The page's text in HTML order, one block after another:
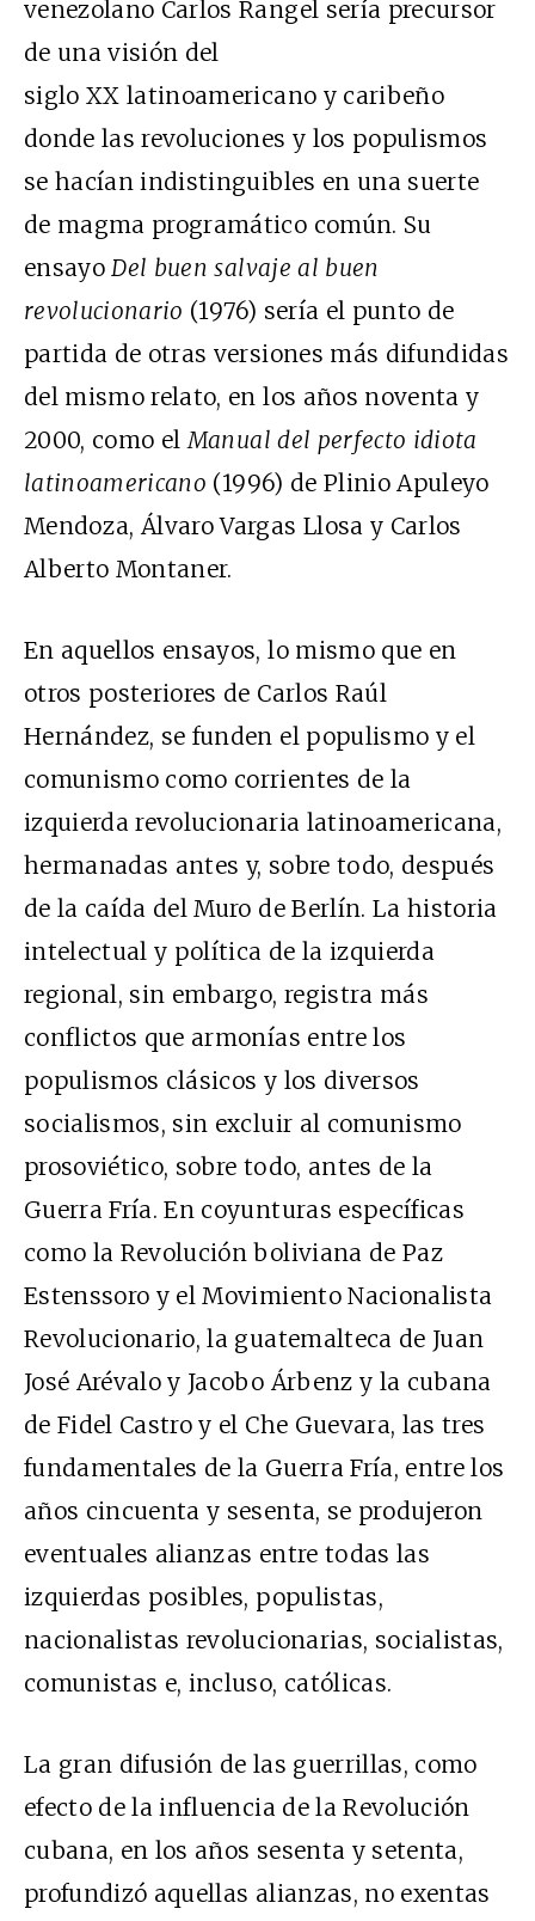
venezolano Carlos Rangel sería precursor
de una visión del
siglo XX latinoamericano y caribeño
donde las revoluciones y los populismos
se hacían indistinguibles en una suerte
de magma programático común. Su
ensayoDel buen salvaje al buen
revolucionario (1976) sería el punto de
partida de otras versiones más difundidas
del mismo relato, en los años noventa y
2000, como elManual del perfecto idiota
latinoamericano (1996) de Plinio Apuleyo
Mendoza, Álvaro Vargas Llosa y Carlos
Alberto Montaner.
En aquellos ensayos, lo mismo que en
otros posteriores de Carlos Raúl
Hernández, se funden el populismo y el
comunismo como corrientes de la
izquierda revolucionaria latinoamericana,
hermanadas antes y, sobre todo, después
de la caída del Muro de Berlín. La historia
intelectual y política de la izquierda
regional, sin embargo, registra más
conflictos que armonías entre los
populismos clásicos y los diversos
socialismos, sin excluir al comunismo
prosoviético, sobre todo, antes de la
Guerra Fría. En coyunturas específicas
como la Revolución boliviana de Paz
Estenssoro y el Movimiento Nacionalista
Revolucionario, la guatemalteca de Juan
José Arévalo y Jacobo Árbenz y la cubana
de Fidel Castro y el Che Guevara, las tres
fundamentales de la Guerra Fría, entre los
años cincuenta y sesenta, se produjeron
eventuales alianzas entre todas las
izquierdas posibles, populistas,
nacionalistas revolucionarias, socialistas,
comunistas e, incluso, católicas.
La gran difusión de las guerrillas, como
efecto de la influencia de la Revolución
cubana, en los años sesenta y setenta,
profundizó aquellas alianzas, no exentas